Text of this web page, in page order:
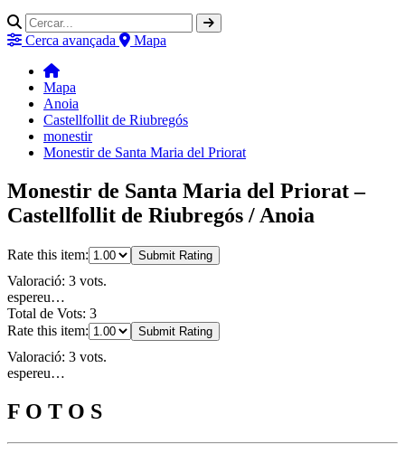
Cerca avançada Mapa
Mapa
Anoia
Castellfollit de Riubregós
monestir
Monestir de Santa Maria del Priorat
Monestir de Santa Maria del Priorat –
Castellfollit de Riubregós / Anoia
Rate this item: Submit Rating
Valoració: 3 vots.
espereu…
Total de Vots: 3
Rate this item:
Submit Rating
Valoració: 3 vots.
espereu…
F O T O S